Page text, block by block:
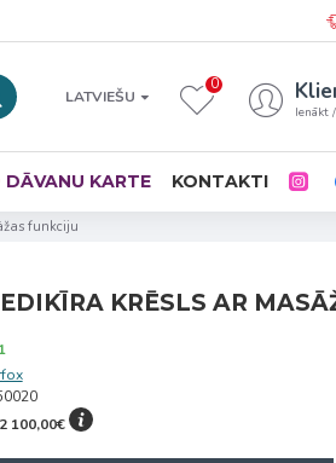
LATVIEŠU
0
Ienākt
DĀVANU KARTE KONTAKTI
funkciju
KRĒSLS AR
1
2 100,00€